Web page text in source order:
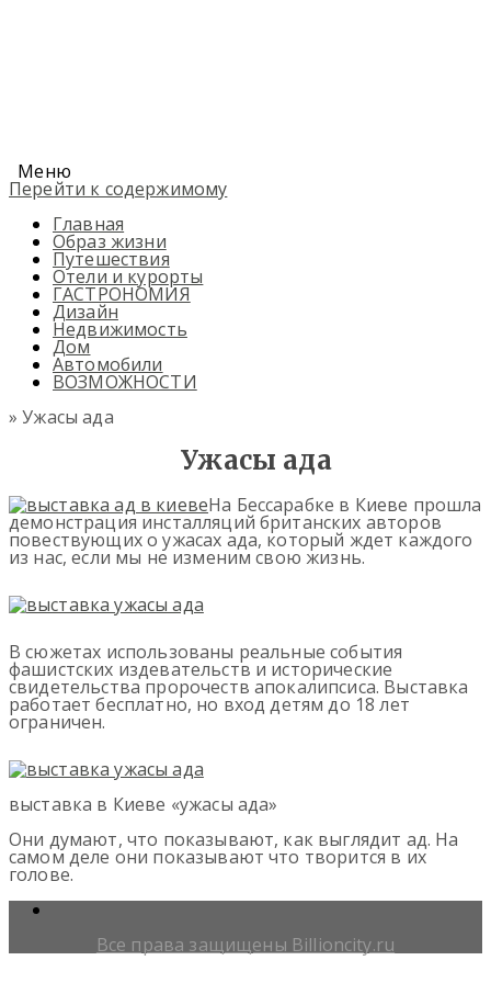
Меню
Перейти к содержимому
Главная
Образ жизни
Путешествия
Отели и курорты
ГАСТРОНОМИЯ
Дизайн
Недвижимость
Дом
Автомобили
ВОЗМОЖНОСТИ
» Ужасы ада
Ужасы ада
На Бессарабке в Киеве прошла
демонстрация инсталляций британских авторов
повествующих о ужасах ада, который ждет каждого
из нас, если мы не изменим свою жизнь.
В сюжетах использованы реальные события
фашистских издевательств и исторические
свидетельства пророчеств апокалипсиса. Выставка
работает бесплатно, но вход детям до 18 лет
ограничен.
выставка в Киеве «ужасы ада»
Они думают, что показывают, как выглядит ад. На
самом деле они показывают что творится в их
голове.
Все права защищены Billioncity.ru